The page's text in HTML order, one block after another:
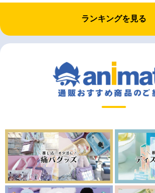
ランキングを見る